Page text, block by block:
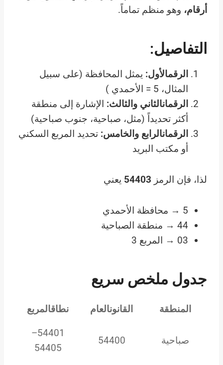
أرقام، وهو منظم تماماً.
التفاصيل:
الرقمالأول: يمثل المحافظة (على سبيل
المثال، 5 = الأحمدي )
الرقمانالثاني والثالث: الإشارة إلى منطقة
أكثر تحديداً (مثل، صباحية، جنوب صباحية)
الرقمانالرابع والخامس: تحديد المربع السكني
أو مكتب البريد
لذا، فإن الرمز 54403 يعني
5 → محافظة الأحمدي
44 → منطقة الصباحية
03 → المربع 3
جدول ملخص سريع
المنطقة القانونالعام نطاقالمربع
صباحية 54400
54401–
54405